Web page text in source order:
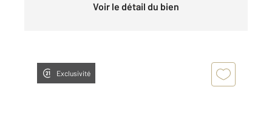
Voir le détail du bien
Exclusivité